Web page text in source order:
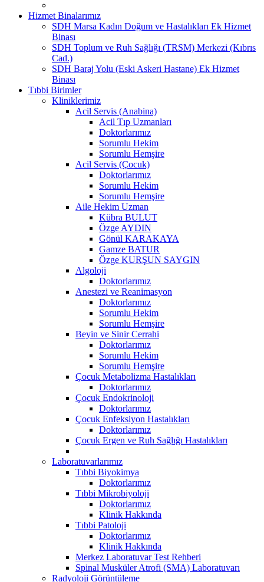
Hizmet Binalarımız
SDH Marsa Kadın Doğum ve Hastalıkları Ek Hizmet
Binası
SDH Toplum ve Ruh Sağlığı (TRSM) Merkezi (Kıbrıs
Cad.)
SDH Baraj Yolu (Eski Askeri Hastane) Ek Hizmet
Binası
Tıbbi Birimler
Kliniklerimiz
Acil Servis (Anabina)
Acil Tıp Uzmanları
Doktorlarımız
Sorumlu Hekim
Sorumlu Hemşire
Acil Servis (Çocuk)
Doktorlarımız
Sorumlu Hekim
Sorumlu Hemşire
Aile Hekim Uzman
Kübra BULUT
Özge AYDIN
Gönül KARAKAYA
Gamze BATUR
Özge KURŞUN SAYGIN
Algoloji
Doktorlarımız
Anestezi ve Reanimasyon
Doktorlarımız
Sorumlu Hekim
Sorumlu Hemşire
Beyin ve Sinir Cerrahi
Doktorlarımız
Sorumlu Hekim
Sorumlu Hemşire
Çocuk Metabolizma Hastalıkları
Doktorlarımız
Çocuk Endokrinoloji
Doktorlarımız
Çocuk Enfeksiyon Hastalıkları
Doktorlarımız
Çocuk Ergen ve Ruh Sağlığı Hastalıkları
Laboratuvarlarımız
Tıbbi Biyokimya
Doktorlarımız
Tıbbi Mikrobiyoloji
Doktorlarımız
Klinik Hakkında
Tıbbi Patoloji
Doktorlarımız
Klinik Hakkında
Merkez Laboratuvar Test Rehberi
Spinal Musküler Atrofi (SMA) Laboratuvarı
Radyoloji Görüntüleme